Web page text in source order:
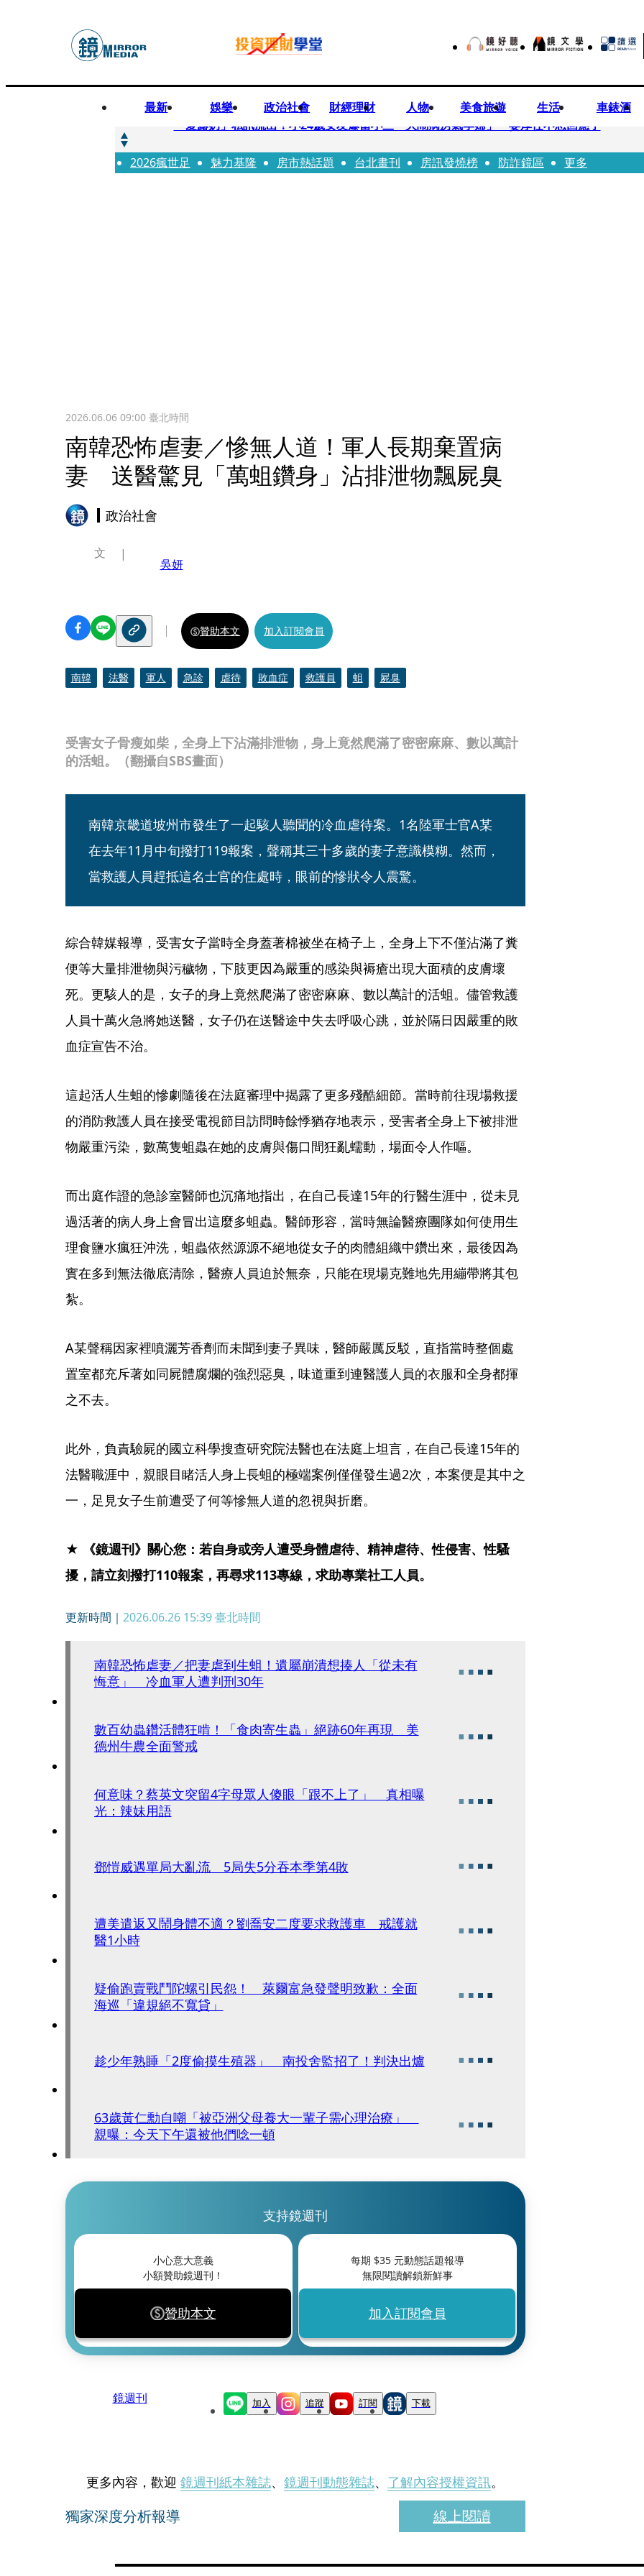
最新 娛樂 政治社會 財經理財 人物 美食旅遊 生活 車錶酒
快訊
「愛露奶」私訊流出！小24歲女友爆當小三「大鬧病房氣孕婦」 姜厚任不忍回應了
快訊
台玻夫人稱長子抑鬱輕生 兒媳譚以欣：若愛只在完全順從才給予，就不是無條件的愛
2026瘋世足 魅力基隆 房市熱話題 台北畫刊 房訊發燒榜 防詐鏡區 更多
2026.06.06 09:00臺北時間
南韓恐怖虐妻／慘無人道！軍人長期棄置病
妻 送醫驚見「萬蛆鑽身」沾排泄物飄屍臭
政治社會
受害女子骨瘦如柴，全身上下沾滿排泄物，身上竟然爬滿了密密麻麻、數以萬計
的活蛆。（翻攝自SBS畫面）
文
吳妍
贊助本文 加入訂閱會員
南韓 法醫 軍人 急診 虐待 敗血症 救護員 蛆 屍臭
南韓京畿道坡州市發生了一起駭人聽聞的冷血虐待案。1名陸軍士官A某
在去年11月中旬撥打119報案，聲稱其三十多歲的妻子意識模糊。然而，
當救護人員趕抵這名士官的住處時，眼前的慘狀令人震驚。
綜合韓媒報導，受害女子當時全身蓋著棉被坐在椅子上，全身上下不僅沾滿了糞
便等大量排泄物與污穢物，下肢更因為嚴重的感染與褥瘡出現大面積的皮膚壞
死。更駭人的是，女子的身上竟然爬滿了密密麻麻、數以萬計的活蛆。儘管救護
人員十萬火急將她送醫，女子仍在送醫途中失去呼吸心跳，並於隔日因嚴重的敗
血症宣告不治。
這起活人生蛆的慘劇隨後在法庭審理中揭露了更多殘酷細節。當時前往現場救援
的消防救護人員在接受電視節目訪問時餘悸猶存地表示，受害者全身上下被排泄
物嚴重污染，數萬隻蛆蟲在她的皮膚與傷口間狂亂蠕動，場面令人作嘔。
而出庭作證的急診室醫師也沉痛地指出，在自己長達15年的行醫生涯中，從未見
過活著的病人身上會冒出這麼多蛆蟲。醫師形容，當時無論醫療團隊如何使用生
理食鹽水瘋狂沖洗，蛆蟲依然源源不絕地從女子的肉體組織中鑽出來，最後因為
實在多到無法徹底清除，醫療人員迫於無奈，只能在現場克難地先用繃帶將其包
紮。
A某聲稱因家裡噴灑芳香劑而未聞到妻子異味，醫師嚴厲反駁，直指當時整個處
置室都充斥著如同屍體腐爛的強烈惡臭，味道重到連醫護人員的衣服和全身都揮
之不去。
此外，負責驗屍的國立科學搜查研究院法醫也在法庭上坦言，在自己長達15年的
法醫職涯中，親眼目睹活人身上長蛆的極端案例僅僅發生過2次，本案便是其中之
一，足見女子生前遭受了何等慘無人道的忽視與折磨。
★ 《鏡週刊》關心您：若自身或旁人遭受身體虐待、精神虐待、性侵害、性騷
擾，請立刻撥打110報案，再尋求113專線，求助專業社工人員。
更新時間｜ 2026.06.26 15:39臺北時間
南韓恐怖虐妻／把妻虐到生蛆！遺屬崩潰想揍人「從未有
悔意」 冷血軍人遭判刑30年
數百幼蟲鑽活體狂啃！「食肉寄生蟲」絕跡60年再現 美
德州牛農全面警戒
何意味？蔡英文突留4字母眾人傻眼「跟不上了」 真相曝
光：辣妹用語
鄧愷威遇單局大亂流 5局失5分吞本季第4敗
遭美遣返又鬧身體不適？劉喬安二度要求救護車 戒護就
醫1小時
疑偷跑賣戰鬥陀螺引民怨！ 萊爾富急發聲明致歉：全面
海巡「違規絕不寬貸」
趁少年熟睡「2度偷摸生殖器」 南投舍監招了！判決出爐
63歲黃仁勳自嘲「被亞洲父母養大一輩子需心理治療」
親曝：今天下午還被他們唸一頓
支持鏡週刊
小心意大意義
小額贊助鏡週刊！
贊助本文
每期 $35元動態話題報導
無限閱讀解鎖新鮮事
加入訂閱會員
鏡週刊 加入 追蹤 訂閱 下載
更多內容，歡迎 鏡週刊紙本雜誌、 鏡週刊動態雜誌、 了解內容授權資訊。
獨家深度分析報導 線上閱讀